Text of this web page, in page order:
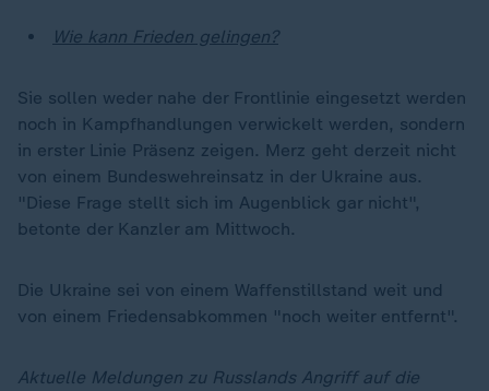
Wie kann Frieden gelingen?
Sie sollen weder nahe der Frontlinie eingesetzt werden
noch in Kampfhandlungen verwickelt werden, sondern
in erster Linie Präsenz zeigen. Merz geht derzeit nicht
von einem Bundeswehreinsatz in der Ukraine aus.
"Diese Frage stellt sich im Augenblick gar nicht",
betonte der Kanzler am Mittwoch.
Die Ukraine sei von einem Waffenstillstand weit und
von einem Friedensabkommen "noch weiter entfernt".
Aktuelle Meldungen zu Russlands Angriff auf die